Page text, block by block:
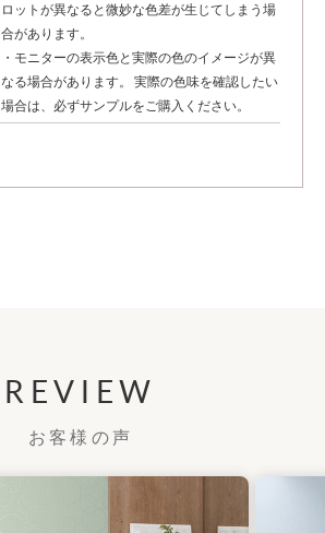
ロットが異なると微妙な色差が生じてしまう場
合があります。
・モニターの表示色と実際の色のイメージが異
なる場合があります。 実際の色味を確認したい
場合は、必ずサンプルをご購入ください。
REVIEW
お客様の声